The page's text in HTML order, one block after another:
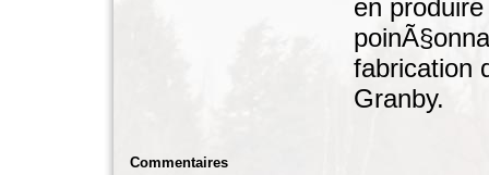
en
fabrication
Granby.
Commentaires